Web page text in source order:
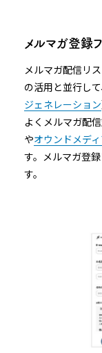
メルマガ登録
メルマガ配信リ
の活用と並行し
ジェネレーション
よくメルマガ配
やオウンドメデ
す。メルマガ登
す。